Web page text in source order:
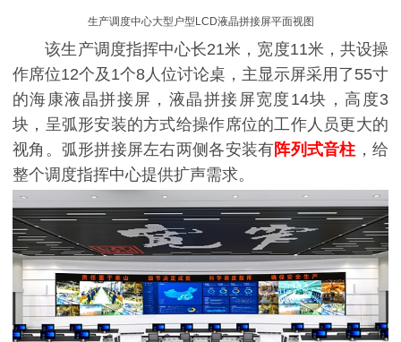
生产调度中心大型户型LCD液晶拼接屏平面视图
该生产调度指挥中心长21米，宽度11米，共设操
作席位12个及1个8人位讨论桌，主显示屏采用了55寸
的海康液晶拼接屏，液晶拼接屏宽度14块，高度3
块，呈弧形安装的方式给操作席位的工作人员更大的
视角。弧形拼接屏左右两侧各安装有阵列式音柱 ，给
整个调度指挥中心提供扩声需求。